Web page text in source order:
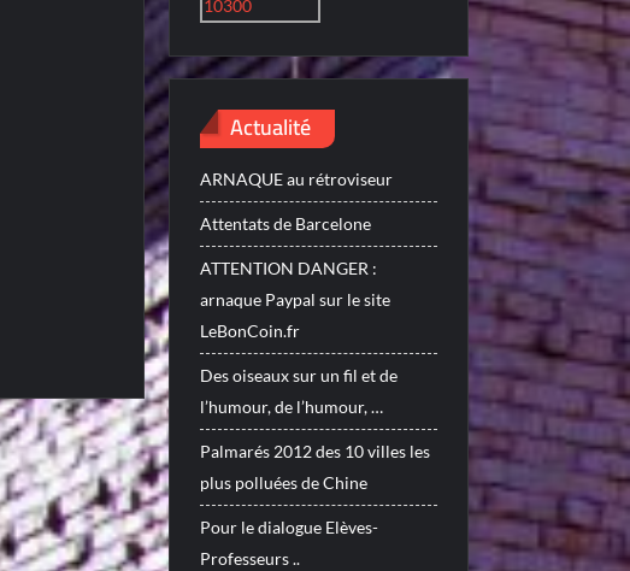
Actualité
ARNAQUE au rétroviseur
Attentats de Barcelone
ATTENTION DANGER :
arnaque Paypal sur le site
LeBonCoin.fr
Des oiseaux sur un fil et de
l’humour, de l’humour, …
Palmarés 2012 des 10 villes les
plus polluées de Chine
Pour le dialogue Elèves-
Professeurs ..